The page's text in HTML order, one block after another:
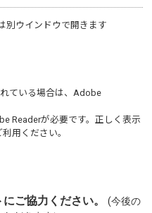
別ウインドウで開きます
ている場合は、 Adobe
Readerが必要です。正しく表示
用ください。